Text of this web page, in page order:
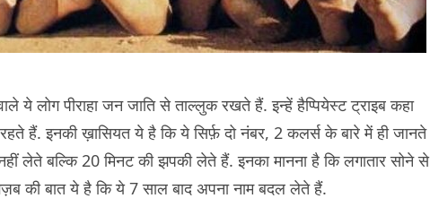
ये लोग पीराहा जन जाति से ताल्लुक रखते हैं. इन्हें हैप्पियेस्ट ट्राइब कहा
हैं. इनकी ख़ासियत ये है कि ये सिर्फ़ दो नंबर, 2 कलर्स के बारे में ही जानते
लेते बल्कि 20 मिनट की झपकी लेते हैं. इनका मानना है कि लगातार सोने से
की बात ये है कि ये 7 साल बाद अपना नाम बदल लेते हैं.